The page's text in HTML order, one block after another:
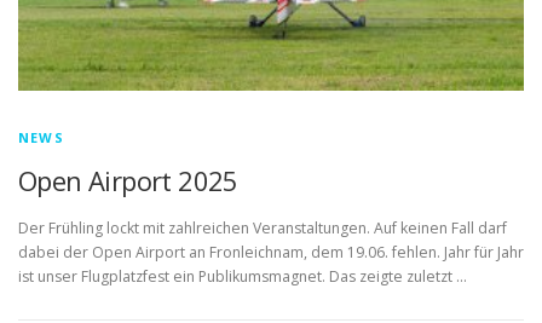
NEWS
Open Airport 2025
Der Frühling lockt mit zahlreichen Veranstaltungen. Auf keinen Fall darf
dabei der Open Airport an Fronleichnam, dem 19.06. fehlen. Jahr für Jahr
ist unser Flugplatzfest ein Publikumsmagnet. Das zeigte zuletzt …